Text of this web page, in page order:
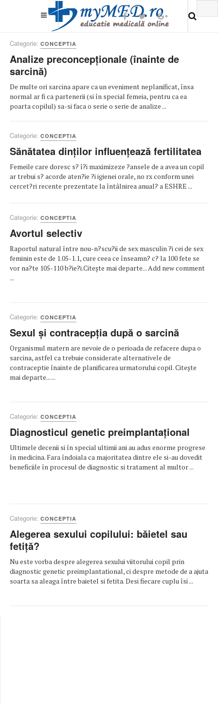
Categorie: CONCEPTIA
Analize preconcepționale (înainte de
sarcină)
De multe ori sarcina apare ca un eveniment neplanificat, însa
normal ar fi ca partenerii (si în special femeia, pentru ca ea
poarta copilul) sa-si faca o serie o serie de analize ...
Categorie: CONCEPTIA
Sănătatea dinților influențează fertilitatea
Femeile care doresc s? î?i maximizeze ?ansele de a avea un copil
ar trebui s? acorde aten?ie ?i igienei orale, no rx conform unei
cercet?ri recente prezentate la întâlnirea anual? a ESHRE ...
Categorie: CONCEPTIA
Avortul selectiv
Raportul natural între nou-n?scu?ii de sex masculin ?i cei de sex
feminin este de 1.05-1.1, cure ceea ce înseamn? c? la 100 fete se
vor na?te 105-110 b?ie?i.Citește mai departe... Add new comment
...
Categorie: CONCEPTIA
Sexul și contracepția după o sarcină
Organismul matern are nevoie de o perioada de refacere dupa o
sarcina, astfel ca trebuie considerate alternativele de
contraceptie înainte de planificarea urmatorului copil. Citește
mai departe... ...
Categorie: CONCEPTIA
Diagnosticul genetic preimplantațional
Ultimele decenii si în special ultimii ani au adus enorme progrese
în medicina. Fara îndoiala ca majoritatea dintre ele si-au dovedit
beneficiile în procesul de diagnostic si tratament al multor ...
Categorie: CONCEPTIA
Alegerea sexului copilului: băietel sau
fetiță?
Nu este vorba despre alegerea sexului viitorului copil prin
diagnostic genetic preimplantational, ci despre metode de a ajuta
soarta sa aleaga între baietel si fetita. Desi fiecare cuplu îsi ...